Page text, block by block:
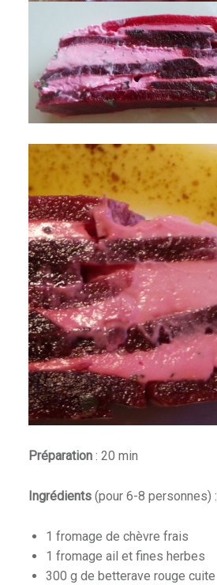
Préparation: 20 min
Ingrédients(pour 6-8 personnes) :
1 fromage de chèvre frais
1 fromage ail et fines herbes
300 g de betterave rouge cuite